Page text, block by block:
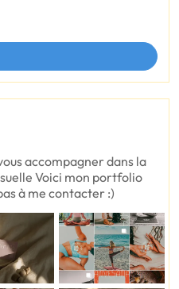
accompagner dans la
Voici mon portfolio
à me contacter :)